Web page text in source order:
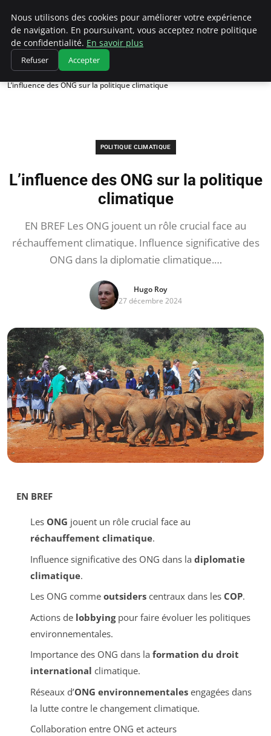
Climatedebtagents
Accueil
Politique climatique
L’influence des ONG sur la politique climatique
POLITIQUE CLIMATIQUE
L’influence des ONG sur la politique
climatique
EN BREF Les ONG jouent un rôle crucial face au
réchauffement climatique. Influence significative des
ONG dans la diplomatie climatique.…
Hugo Roy
27 décembre 2024
EN BREF
Les ONG jouent un rôle crucial face au
réchauffement climatique.
Influence significative des ONG dans la diplomatie
climatique.
Les ONG comme outsiderscentraux dans les COP.
Actions de lobbyingpour faire évoluer les politiques
environnementales.
Importance des ONG dans la formation du droit
international climatique.
Réseaux d’ONG environnementalesengagées dans
la lutte contre le changement climatique.
Collaboration entre ONG et acteurs
Nous utilisons des cookies pour améliorer votre expérience
de navigation. En poursuivant, vous acceptez notre politique
de confidentialité. En savoir plus
Refuser Accepter